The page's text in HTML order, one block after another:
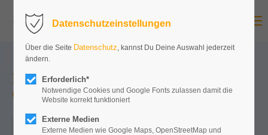
Mallorcaparty meets Bitburger
Oktoberfest
31.10.2026, 15:00
Datenschutzeinstellungen
Über die Seite Datenschutz, kannst Du Deine Auswahl jederzeit
ändern.
Erforderlich*
Notwendige Cookies und Google Fonts zulassen damit die
Website korrekt funktioniert
Externe Medien
Externe Medien wie Google Maps, OpenStreetMap und